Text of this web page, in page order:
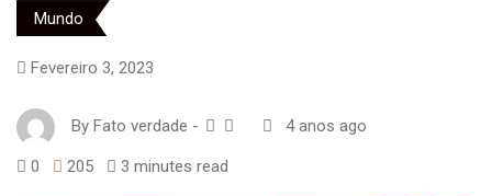
Mundo
Fevereiro 3, 2023
By Fato verdade - 4 anos ago
0 205 3 minutes read